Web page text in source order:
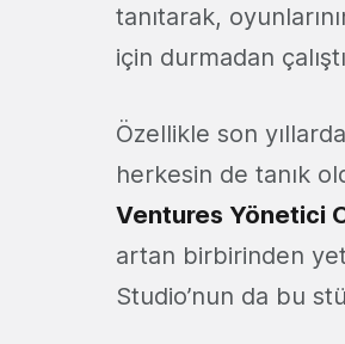
tanıtarak,
için durmadan
Özellikle son
herkesin de tanık
Ventures Yönetici
artan birbirinden
Studio’nun da bu